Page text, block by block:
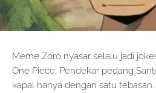
Meme Zoro nyasar selalu jadi
One Piece. Pendekar pedang
kapal hanya dengan satu